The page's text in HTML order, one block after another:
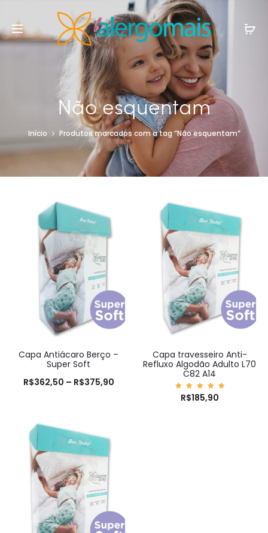
Não esquentam
Início Produtos marcados com a tag “Não esquentam”
Capa Antiácaro Berço –
Super Soft
R$362,50 – R$375,90
Capa travesseiro Anti-
Refluxo Algodão Adulto L70
C82 A14
Avaliaç
ão
R$185,90